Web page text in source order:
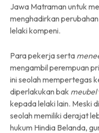
Jawa Matraman untuk
menghadirkan
lelaki kompeni.
Para pekerja serta
mengambil perempuan
ini seolah mempertegas
diperlakukan bak meubel
kepada lelaki lain. Meski
seolah memiliki derajat
hukum Hindia Belanda,